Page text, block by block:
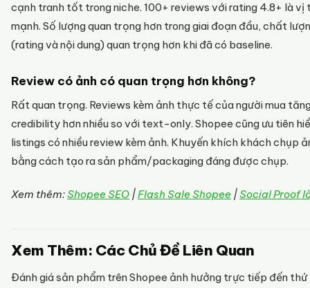
cạnh tranh tốt trong niche. 100+ reviews với rating 4.8+ là vị
mạnh. Số lượng quan trọng hơn trong giai đoạn đầu, chất
(rating và nội dung) quan trọng hơn khi đã có baseline.
Review có ảnh có quan trọng hơn không?
Rất quan trọng. Reviews kèm ảnh thực tế của người mua
credibility hơn nhiều so với text-only. Shopee cũng ưu tiên
listings có nhiều review kèm ảnh. Khuyến khích khách chụp
bằng cách tạo ra sản phẩm/packaging đáng được chụp.
Xem thêm:Shopee SEO |Flash Sale Shopee |Social Proof
Xem Thêm: Các Chủ Đề Liên Quan
Đánh giá sản phẩm trên Shopee ảnh hưởng trực tiếp đến thứ